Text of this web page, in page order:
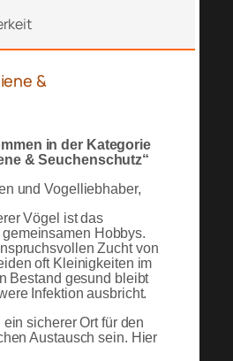
&
in der Kategorie
& Seuchenschutz“
und Vogelliebhaber,
Vögel ist das
Hobbys.
Zucht von
oft Kleinigkeiten im
Bestand gesund bleibt
Infektion ausbricht.
sicherer Ort für den
Austausch sein. Hier